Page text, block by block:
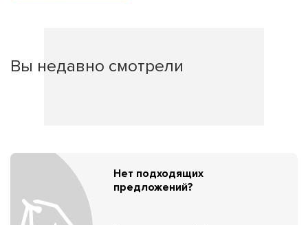
Вы недавно смотрели
Нет подходящих
предложений?